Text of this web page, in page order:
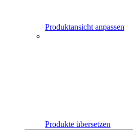
Produktansicht anpassen
Produkte übersetzen